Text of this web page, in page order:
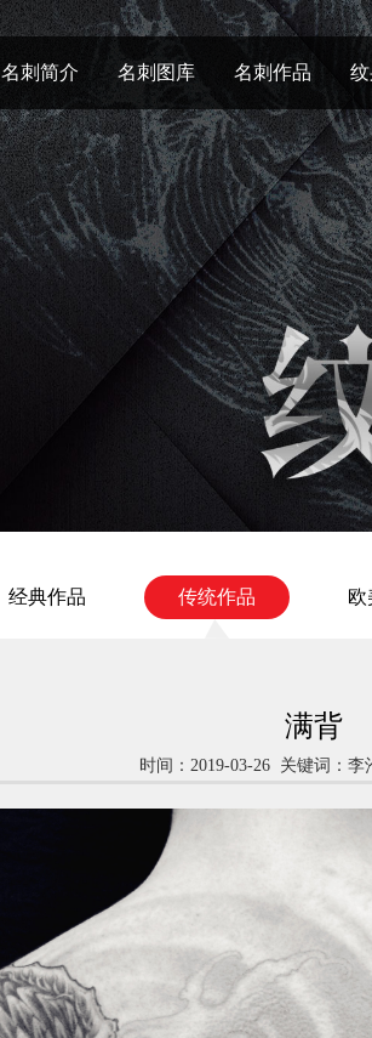
名刺简介 名刺图库 名刺作品
经典作品 传统作品 欧
满背
时间：2019-03-26 关键词：李